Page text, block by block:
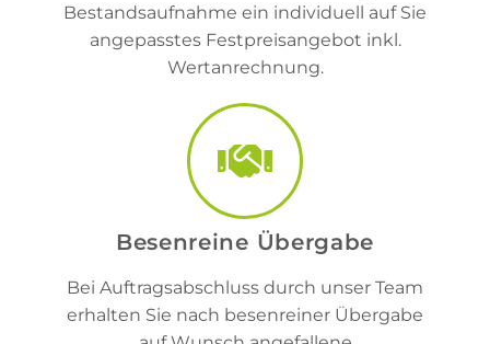
Bestandsaufnahme ein individuell auf Sie
angepasstes Festpreisangebot inkl.
Wertanrechnung.
Besenreine Übergabe
Bei Auftragsabschluss durch unser Team
erhalten Sie nach besenreiner Übergabe